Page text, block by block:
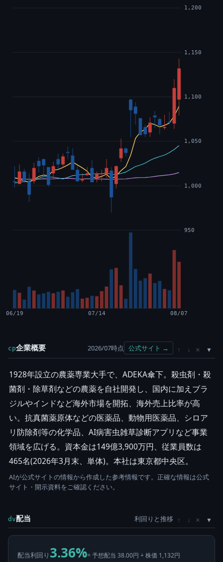
950
1,000
1,050
1,100
1,150
1,200
06/19 07/14 08/07
cp企業概要 2026/07時点 公式サイト → ↑ ↓ ×
1928年設立の農薬専業大手で、ADEKA傘下。殺虫剤・殺
菌剤・除草剤などの農薬を自社開発し、国内に加えブラ
ジルやインドなど海外市場を開拓、海外売上比率が高
い。抗真菌薬原体などの医薬品、動物用医薬品、シロア
リ防除剤等の化学品、AI病害虫雑草診断アプリなど事業
領域を広げる。資本金は149億3,900万円、従業員数は
465名(2026年3月末、単体)。本社は東京都中央区。
AIが公式サイトの情報から作成した参考情報です。正確な情報は公式
サイト・開示資料をご確認ください。
dv配当 利回りと推移 ↑ ↓ ×
配当利回り 3.36%= 予想配当 38.00円 ÷ 株価 1,132円